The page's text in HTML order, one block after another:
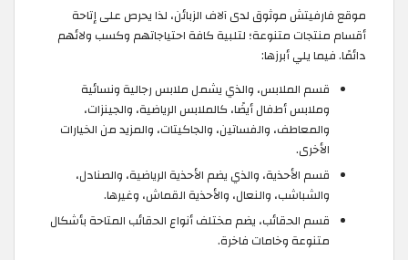
موقع فارفيتش موثوق لدى آلاف الزبائن، لذا يحرص على إتاحة
أقسام منتجات متنوعة؛ لتلبية كافة احتياجاتهم وكسب ولائهم
دائمًا. فيما يلي أبرزها:
قسم الملابس، والذي يشمل ملابس رجالية ونسائية
وملابس أطفال أيضًا، كالملابس الرياضية، والجينزات،
والمعاطف، والفساتين، والجاكيتات، والمزيد من الخيارات
الأخرى.
قسم الأحذية، والذي يضم الأحذية الرياضية، والصنادل،
والشباشب، والنعال، والأحذية القماش، وغيرها.
قسم الحقائب، يضم مختلف أنواع الحقائب المتاحة بأشكال
متنوعة وخامات فاخرة.